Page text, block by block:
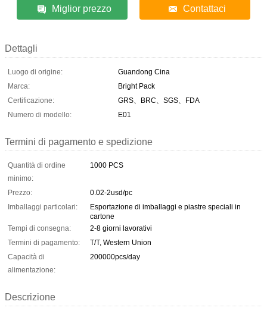
Miglior prezzo Contattaci
Dettagli
Luogo di origine:
Guandong Cina
Marca:
Bright Pack
Certificazione:
GRS、BRC、SGS、FDA
Numero di modello:
E01
Termini di pagamento e spedizione
Quantità di ordine
minimo:
1000 PCS
Prezzo:
0.02-2usd/pc
Imballaggi particolari:
Esportazione di imballaggi e piastre speciali in
cartone
Tempi di consegna:
2-8 giorni lavorativi
Termini di pagamento:
T/T, Western Union
Capacità di
alimentazione:
200000pcs/day
Descrizione